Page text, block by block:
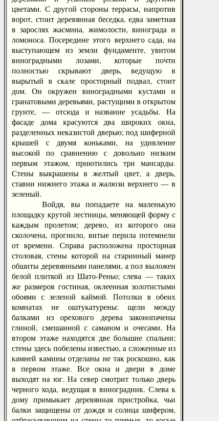
цветами. С другой стороны террасы, напротив
ворот, стоит деревянная беседка, едва заметная
в зарослях жасмина, жимолости, винограда и
ломоноса. Посередине этого верхнего сада, на
выступающем из земли фундаменте, увитом
виноградными лозами, которые почти
полностью скрывают дверь, ведущую в
вырытый в скале просторный подвал, стоит
дом. Он окружен виноградными кустами и
гранатовыми деревьями, растущими в открытом
грунте, — отсюда и название усадьбы. На
фасаде дома красуются два широких окна,
разделенных неказистой дверью; под шиферной
крышей с двумя коньками, на удивление
высокой по сравнению с довольно низким
первым этажом, приютились три мансарды.
Стены выкрашены в желтый цвет, а дверь,
ставни нижнего этажа и жалюзи верхнего — в
зеленый.
Войдя, вы попадаете на маленькую
площадку крутой лестницы, меняющей форму с
каждым пролетом; дерево, из которого она
сколочена, прогнило, витые перила потемнели
от времени. Справа расположена просторная
столовая, стены которой на старинный манер
обшиты деревянными панелями, а пол выложен
белой плиткой из Шато-Реньо; слева — таких
же размеров гостиная, оклеенная золотистыми
обоями с зеленой каймой. Потолки в обеих
комнатах не оштукатурены: щели между
балками из орехового дерева законопачены
глиной, смешанной с саманом и очесами. На
втором этаже находятся две большие спальни;
стены здесь побелены известью, а сложенные из
камней камины отделаны не так роскошно, как
в первом этаже. Все окна и двери в доме
выходят на юг. На север смотрит только дверь
черного хода, ведущая в виноградник. Слева к
дому примыкает деревянная пристройка, чьи
балки защищены от дождя и солнца шифером,